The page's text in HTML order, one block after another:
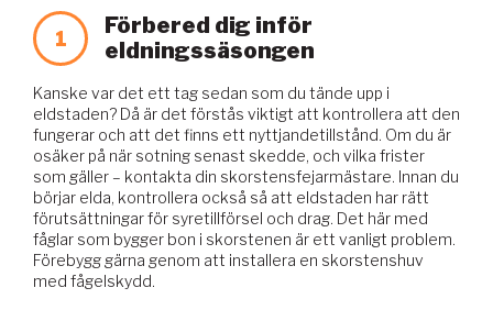
1
Förbered dig inför
eldningssäsongen
Kanske var det ett tag sedan som du tände upp i
eldstaden? Då är det förstås viktigt att kontrollera att den
fungerar och att det finns ett nyttjandetillstånd. Om du är
osäker på när sotning senast skedde, och vilka frister
som gäller – kontakta din skorstensfejarmästare. Innan du
börjar elda, kontrollera också så att eldstaden har rätt
förutsättningar för syretillförsel och drag. Det här med
fåglar som bygger bon i skorstenen är ett vanligt problem.
Förebygg gärna genom att installera en skorstenshuv
med fågelskydd.